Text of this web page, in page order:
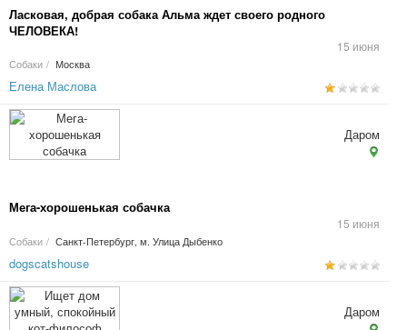
Ласковая, добрая собака Альма ждет своего родного
ЧЕЛОВЕКА!
15 июня
Собаки / Москва
Елена Маслова
Мега-хорошенькая собачка
15 июня
Собаки / Санкт-Петербург, м. Улица Дыбенко
Даром
dogscatshouse
Даром